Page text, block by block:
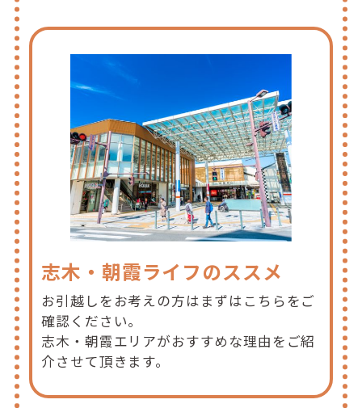
志木・朝霞ライフのススメ
お引越しをお考えの方はまずはこちらをご
確認ください。
志木・朝霞エリアがおすすめな理由をご紹
介させて頂きます。